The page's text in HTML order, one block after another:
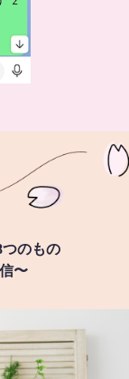
のもの
〜